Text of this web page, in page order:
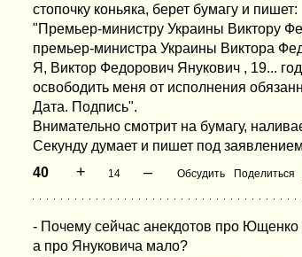
стопочку коньяка, берет бумагу и пишет:
"Премьер-министру Украины Виктору
премьер-министра Украины Виктора
Я, Виктор Федорович Янукович , 19...
освободить меня от исполнения
Дата. Подпись".
Внимательно смотрит на бумагу,
Секунду думает и пишет под
40
+ 14 – Обсудить Поделиться
- Почему сейчас анекдотов про Ющенко
а про Януковича мало?